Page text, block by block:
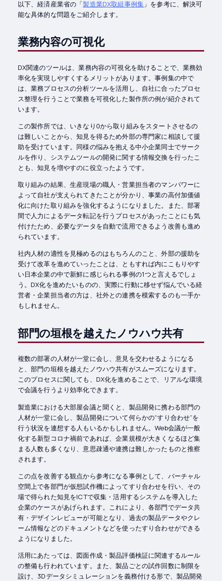
以下、経済産業省の「製造業DX取組事例集 」を参考に、解決可
能な具体的な問題をご紹介します。
業務内容の可視化
DX関連のツールは、業務内容の可視化を助けることで、業務効
率化を実現しやすくするメリットがあります。事例集の中で
は、業務プロセスの分析ツールを活用し、自社に合ったプロセ
ス整理を行うことで業務を可視化した製作所の例が紹介されて
います。
この製作所では、いきなり0から取り組みをスタートさせるの
は難しいことから、知見を得るため外部の専門家に相談して援
助を受けています。同様の悩みを抱える中小企業同士でサーク
ルを作り、システムツールの開発に関する情報交換を行ったこ
とも、知見を増やすのに役立ったようです。
取り組みの結果、生産現場の職人・営業担当者のマンパワーに
よって自社が支えられてきたことが分かり、事業の高付加価値
化に向けた取り組みを強化するようになりました。また、部署
間で人力によるデータ転記を行うプロセスがあったことにも気
付けたため、必要なデータを自動で流用できるよう改善も進め
られています。
社内人材の適性を見極めるのはもちろんのこと、外部の援助を
受けて改革を進めていったことは、ともすれば内にこもりやす
い日本企業の中で新鮮に感じられる事例の1つと言えるでしょ
う。DX化を進めたいものの、実際に行動に移せず悩んでいる経
営者・企業担当者の方は、社外との連携を模索するのも一手か
もしれません。
部門の垣根を越えたノウハウ共有
複数の部署の人材が一堂に会し、意見を交わせるようになる
と、部門の垣根を越えたノウハウ共有がスムーズになります。
このプロセスに関しても、DX化を進めることで、リアルな環境
で会議を行うより効率化できます。
製造業における大部屋会議と聞くと、製品開発に携わる部門の
人材が一堂に会し、製品開発について何らかの“すり合わせ”を
行う状況を連想する人もいるかもしれません。Web会議が一般
化する新型コロナ禍前であれば、企業規模が大きくなるほど集
まる人数も多くなり、意思疎通や連携は難しかったものと推察
されます。
この点を改善する観点から参考になる事例として、バーチャル
空間上で各部門が仮想試作機によってすり合わせを行い、その
場で得られた知見をICTで収集・活用するシステムを導入した
企業のケースがあげられます。これにより、各部門でデータ共
有・デザインレビューが可能となり、過去の製品データやクレ
ーム情報などのドキュメントなどを使ったすり合わせができる
ようになりました。
活用にあたっては、図面作成・製品評価検証に関連するルール
の整備も行われています。また、製品ごとの試作回数に制限を
設け、3Dデータシミュレーションを義務付ける形で、製品開発